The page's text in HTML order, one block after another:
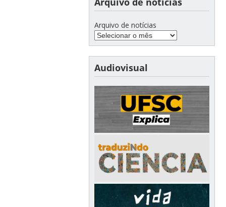
Arquivo de notícias
Audiovisual